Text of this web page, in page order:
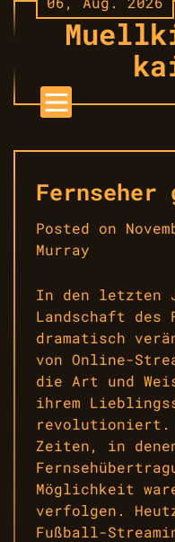
Skip
to
Fernseher
Posted on
Murray
In den letzten
Landschaft des
dramatisch
von Online-
die Art und
ihrem
revolutioniert.
Zeiten, in
Möglichkeit
verfolgen.
Fußball-